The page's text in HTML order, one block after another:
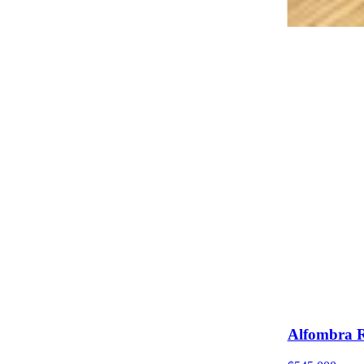
Alfombra